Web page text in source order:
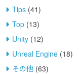
Tips (41)
Top (13)
Unity (12)
Unreal Engine (18)
その他 (63)